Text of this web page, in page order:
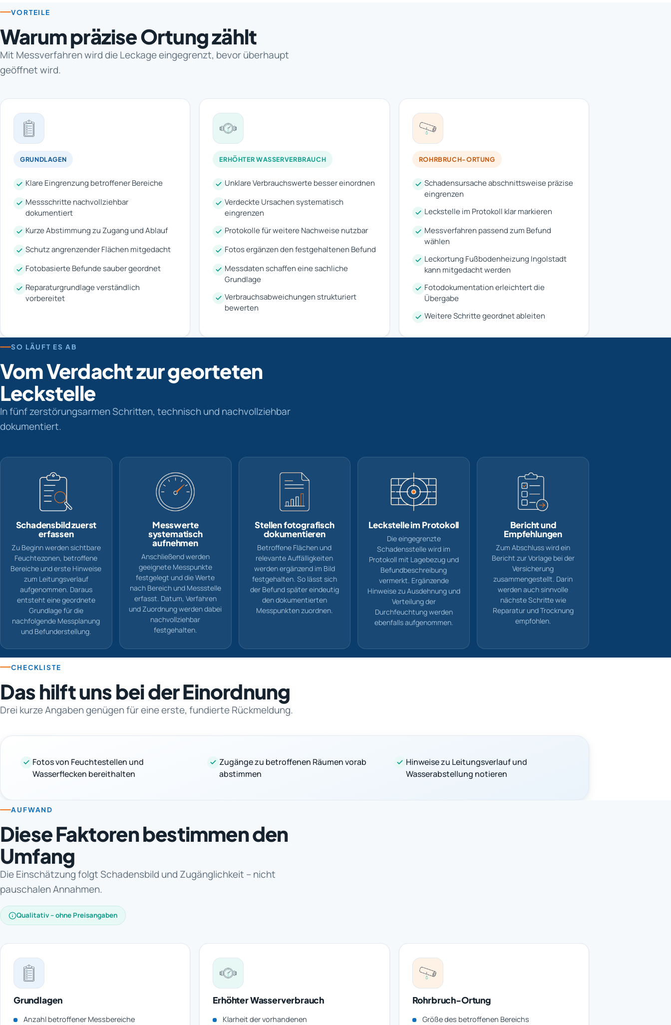
VORTEILE
Warum präzise Ortung zählt
Mit Messverfahren wird die Leckage eingegrenzt, bevor überhaupt
geöffnet wird.
GRUNDLAGEN
Klare Eingrenzung betroffener Bereiche
Messschritte nachvollziehbar
dokumentiert
Kurze Abstimmung zu Zugang und Ablauf
Schutz angrenzender Flächen mitgedacht
Fotobasierte Befunde sauber geordnet
Reparaturgrundlage verständlich
vorbereitet
ERHÖHTER WASSERVERBRAUCH
Unklare Verbrauchswerte besser einordnen
Verdeckte Ursachen systematisch
eingrenzen
Protokolle für weitere Nachweise nutzbar
Fotos ergänzen den festgehaltenen Befund
Messdaten schaffen eine sachliche
Grundlage
Verbrauchsabweichungen strukturiert
bewerten
ROHRBRUCH-ORTUNG
Schadensursache abschnittsweise präzise
eingrenzen
Leckstelle im Protokoll klar markieren
Messverfahren passend zum Befund
wählen
Leckortung Fußbodenheizung Ingolstadt
kann mitgedacht werden
Fotodokumentation erleichtert die
Übergabe
Weitere Schritte geordnet ableiten
SO LÄUFT ES AB
Vom Verdacht zur georteten
Leckstelle
In fünf zerstörungsarmen Schritten, technisch und nachvollziehbar
dokumentiert.
Schadensbild zuerst
erfassen
Zu Beginn werden sichtbare
Feuchtezonen, betroffene
Bereiche und erste Hinweise
zum Leitungsverlauf
aufgenommen. Daraus
entsteht eine geordnete
Grundlage für die
nachfolgende Messplanung
und Befunderstellung.
Messwerte
systematisch
aufnehmen
Anschließend werden
geeignete Messpunkte
festgelegt und die Werte
nach Bereich und Messstelle
erfasst. Datum, Verfahren
und Zuordnung werden dabei
nachvollziehbar
festgehalten.
Stellen fotografisch
dokumentieren
Betroffene Flächen und
relevante Auffälligkeiten
werden ergänzend im Bild
festgehalten. So lässt sich
der Befund später eindeutig
den dokumentierten
Messpunkten zuordnen.
Leckstelle im Protokoll
Die eingegrenzte
Schadensstelle wird im
Protokoll mit Lagebezug und
Befundbeschreibung
vermerkt. Ergänzende
Hinweise zu Ausdehnung und
Verteilung der
Durchfeuchtung werden
ebenfalls aufgenommen.
Bericht und
Empfehlungen
Zum Abschluss wird ein
Bericht zur Vorlage bei der
Versicherung
zusammengestellt. Darin
werden auch sinnvolle
nächste Schritte wie
Reparatur und Trocknung
empfohlen.
CHECKLISTE
Das hilft uns bei der Einordnung
Drei kurze Angaben genügen für eine erste, fundierte Rückmeldung.
Fotos von Feuchtestellen und
Wasserflecken bereithalten
Zugänge zu betroffenen Räumen vorab
abstimmen
Hinweise zu Leitungsverlauf und
Wasserabstellung notieren
AUFWAND
Diese Faktoren bestimmen den
Umfang
Die Einschätzung folgt Schadensbild und Zugänglichkeit – nicht
pauschalen Annahmen.
Qualitativ – ohne Preisangaben
Grundlagen
Anzahl betroffener Messbereiche
Erhöhter Wasserverbrauch
Klarheit der vorhandenen
Rohrbruch-Ortung
Größe des betroffenen Bereichs